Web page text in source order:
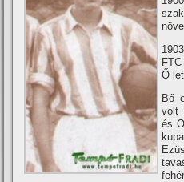
Ő
Bő
volt
és